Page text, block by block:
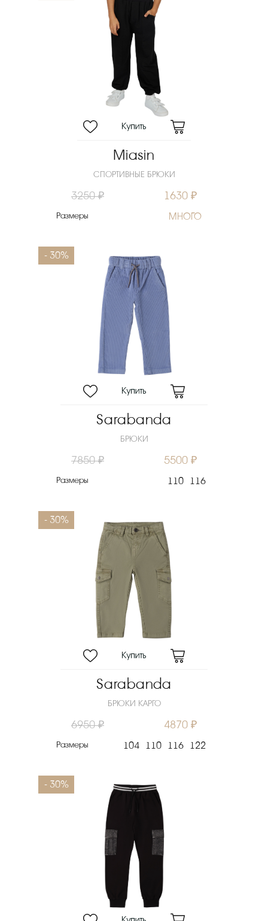
Miasin
СПОРТИВНЫЕ БРЮКИ
3250 ₽ 1630 ₽
Размеры МНОГО
- 30%
Sarabanda
БРЮКИ
7850 ₽ 5500 ₽
Размеры 110 116
- 30%
Sarabanda
БРЮКИ КАРГО
6950 ₽ 4870 ₽
Размеры 104 110 116 122
- 30%